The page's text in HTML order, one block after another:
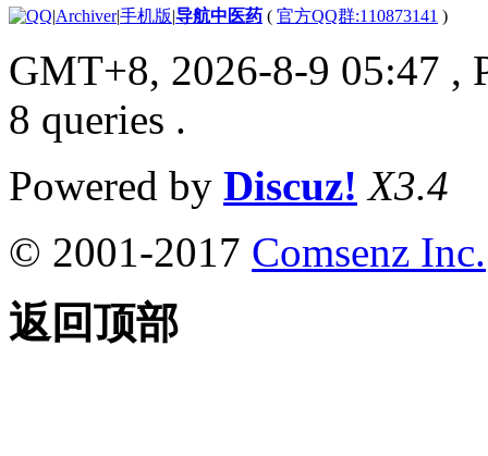
|Archiver|手机版|导航中医药 ( 官方QQ群:110873141 )
GMT+8, 2026-8-9 05:47 ,
8 queries .
Powered by Discuz! X3.4
© 2001-2017 Comsenz Inc.
返回顶部